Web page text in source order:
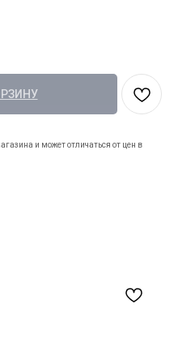
и может отличаться от цен в